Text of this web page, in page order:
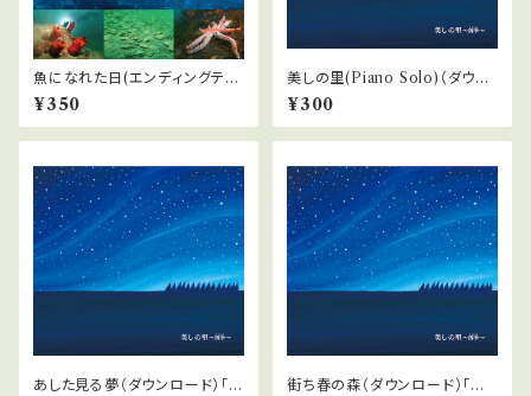
魚になれた日(エンディングテー
マ)（ダウンロード）『海のトワイ
ライトゾーン』より
¥350
美しの里(Piano Solo)（ダウン
ロード）「美しの里〜四季」より
¥300
あした見る夢（ダウンロード）「美
街ち春の森（ダウンロード）「美